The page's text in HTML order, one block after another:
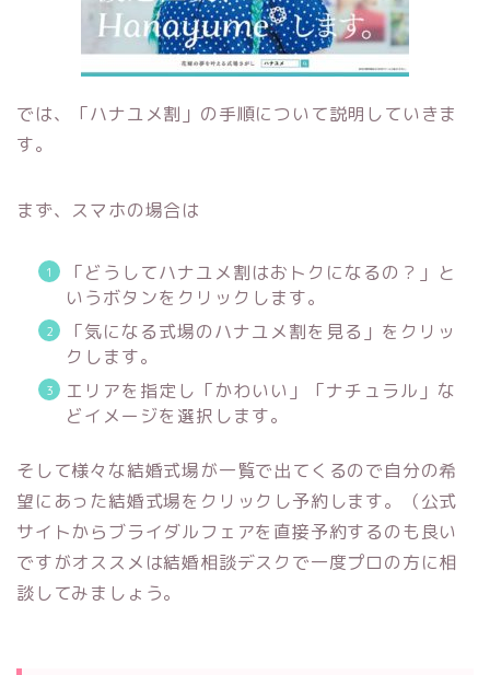
では、「ハナユメ割」の手順について説明していきま
す。
まず、スマホの場合は
「どうしてハナユメ割はおトクになるの？」と
いうボタンをクリックします。
「気になる式場のハナユメ割を見る」をクリッ
クします。
エリアを指定し「かわいい」「ナチュラル」な
どイメージを選択します。
そして様々な結婚式場が一覧で出てくるので自分の希
望にあった結婚式場をクリックし予約します。（公式
サイトからブライダルフェアを直接予約するのも良い
ですがオススメは結婚相談デスクで一度プロの方に相
談してみましょう。